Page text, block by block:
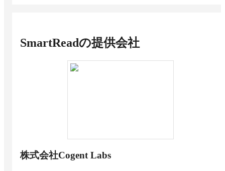
サービス/外食/レジャー系
OCR コンサルティング・専門サービス No.1
2026 上半期 BOXIL資料請求数ランキング AI-
OCR 大企業向け No.1
SmartReadの提供会社
株式会社Cogent Labs